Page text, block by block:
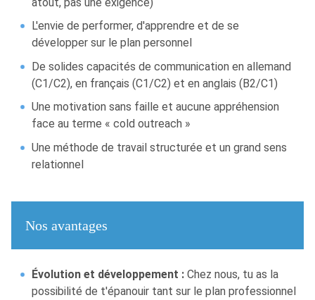
L'envie de performer, d'apprendre et de se
développer sur le plan personnel
De solides capacités de communication en allemand
(C1/C2), en français (C1/C2) et en anglais (B2/C1)
Une motivation sans faille et aucune appréhension
face au terme « cold outreach »
Une méthode de travail structurée et un grand sens
relationnel
Nos avantages
Évolution et développement : Chez nous, tu as la
possibilité de t'épanouir tant sur le plan professionnel